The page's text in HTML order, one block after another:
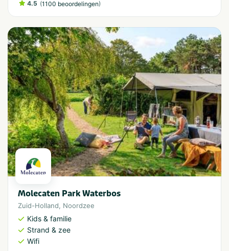
4.5 (1100 beoordelingen)
Molecaten Park Waterbos
Zuid-Holland, Noordzee
Kids & familie
Strand & zee
Wifi